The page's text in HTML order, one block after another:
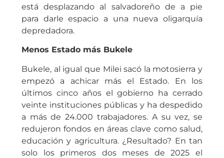
está desplazando al salvadoreño de a pie
para darle espacio a una nueva oligarquía
depredadora.
Menos Estado más Bukele
Bukele, al igual que Milei sacó la motosierra y
empezó a achicar más el Estado. En los
últimos cinco años el gobierno ha cerrado
veinte instituciones públicas y ha despedido
a más de 24.000 trabajadores. A su vez, se
redujeron fondos en áreas clave como salud,
educación y agricultura. ¿Resultado? En tan
solo los primeros dos meses de 2025 el